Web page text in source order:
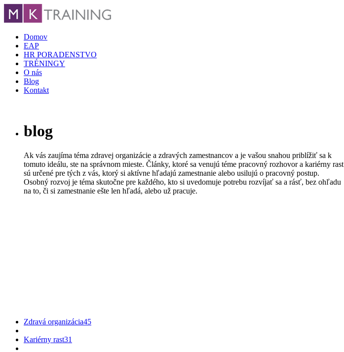
Domov
EAP
HR PORADENSTVO
TRÉNINGY
O nás
Blog
Kontakt
blog
Ak vás zaujíma téma zdravej organizácie a zdravých zamestnancov a je vašou snahou priblížiť sa k
tomuto ideálu, ste na správnom mieste. Články, ktoré sa venujú téme pracovný rozhovor a kariérny rast
sú určené pre tých z vás, ktorý si aktívne hľadajú zamestnanie alebo usilujú o pracovný postup.
Osobný rozvoj je téma skutočne pre každého, kto si uvedomuje potrebu rozvíjať sa a rásť, bez ohľadu
na to, či si zamestnanie ešte len hľadá, alebo už pracuje.
Zdravá organizácia45
Kariérny rast31